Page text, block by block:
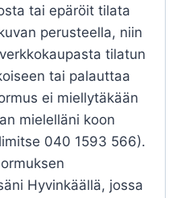
tai epäröit tilata
perusteella, niin
tilatun
tai palauttaa
ei miellytäkään
mielelläni koon
040 1593 566).
Hyvinkäällä, jossa